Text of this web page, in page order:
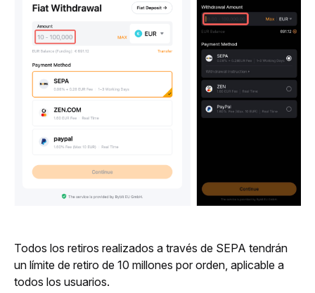
Todos los retiros realizados a través de SEPA tendrán
un límite de retiro de 10 millones por orden, aplicable a
todos los usuarios.